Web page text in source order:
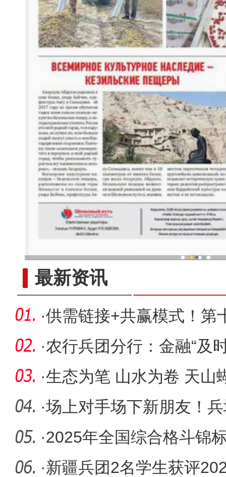
最新资讯
·供需链接+共赢模式！第
按下“加
·农行兵团分行：金融“及
业“燃眉
·生态为笔 山水为卷 天山
好风光
·场上对手场下新朋友！
心球”
·2025年全国综合格斗锦
十二师开
·新疆兵团2名学生获评